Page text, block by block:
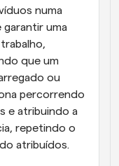
numa
uma
que um
ou
percorrendo
e atribuindo a
repetindo o
atribuídos.